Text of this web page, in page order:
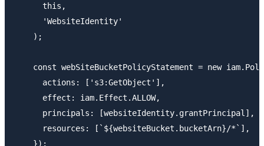
      this,
      'WebsiteIdentity'
    );
const webSiteBucketPolicyStatement = new
      actions: ['s3:GetObject'],
      effect: iam.Effect.ALLOW,
      principals: [websiteIdentity.grantPrincipal],
      resources: [`${websiteBucket.bucketArn}/*`],
    });